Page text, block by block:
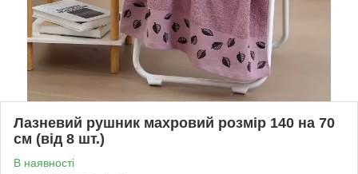
Лазневий рушник махровий розмір 140 на 70
см (від 8 шт.)
В наявності